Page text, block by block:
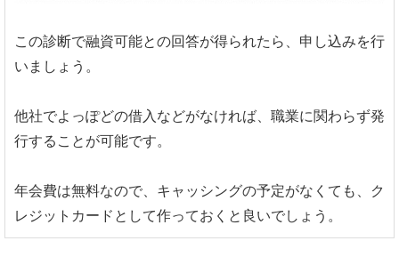
この診断で融資可能との回答が得られたら、申し込みを行
いましょう。
他社でよっぽどの借入などがなければ、職業に関わらず発
行することが可能です。
年会費は無料なので、キャッシングの予定がなくても、ク
レジットカードとして作っておくと良いでしょう。